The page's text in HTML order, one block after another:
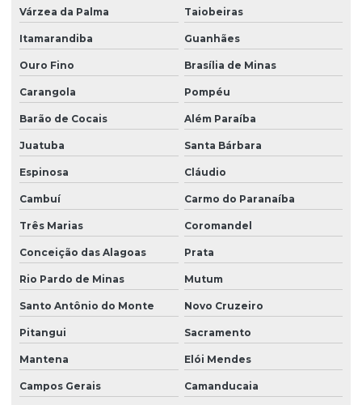
Várzea da Palma Taiobeiras
Itamarandiba Guanhães
Ouro Fino Brasília de Minas
Carangola Pompéu
Barão de Cocais Além Paraíba
Juatuba Santa Bárbara
Espinosa Cláudio
Cambuí Carmo do Paranaíba
Três Marias Coromandel
Conceição das Alagoas Prata
Rio Pardo de Minas Mutum
Santo Antônio do Monte Novo Cruzeiro
Pitangui Sacramento
Mantena Elói Mendes
Campos Gerais Camanducaia